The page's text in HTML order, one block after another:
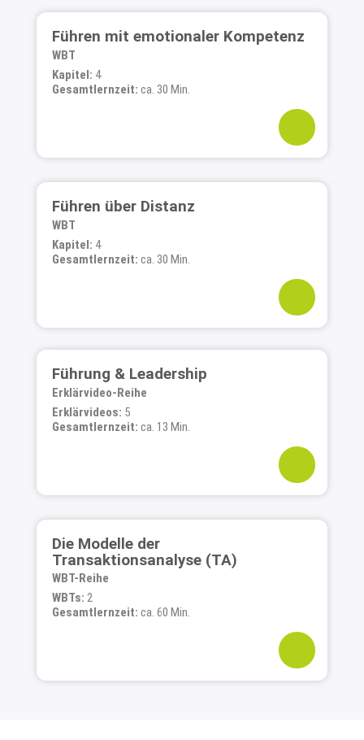
Führen mit emotionaler Kompetenz
WBT
Kapitel: 4
Gesamtlernzeit: ca. 30 Min.
Führen über Distanz
WBT
Kapitel: 4
Gesamtlernzeit: ca. 30 Min.
Führung & Leadership
Erklärvideo-Reihe
Erklärvideos: 5
Gesamtlernzeit: ca. 13 Min.
Die Modelle der
Transaktionsanalyse (TA)
WBT-Reihe
WBTs: 2
Gesamtlernzeit: ca. 60 Min.